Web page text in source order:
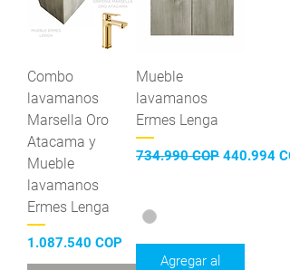
Combo
lavamanos
Marsella Oro
Atacama y
Mueble
lavamanos
Ermes Lenga
Precio
1.087.540 COP
Mueble
lavamanos
Ermes Lenga
Precio
734.990 COP Precio de
440.994
Agregar al